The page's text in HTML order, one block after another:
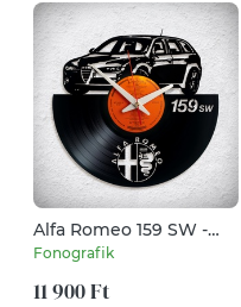
Alfa Romeo 159 SW -
Bakelit falióra
Fonografik
11 900 Ft